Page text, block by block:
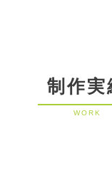
制作実
WORK